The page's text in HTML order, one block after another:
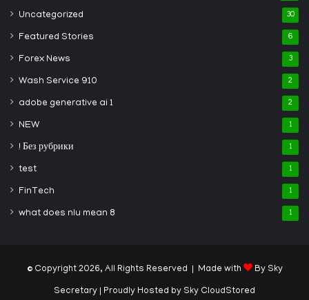
Uncategorized 30
Featured Stories 6
Forex News 3
Wash Service 910 2
adobe generative ai 1 2
NEW 1
! Без рубрики 1
test 1
FinTech 1
what does nlu mean 8 1
© Copyright 2026, All Rights Reserved | Made with By Sky
Secretary | Proudly Hosted by Sky CloudStored